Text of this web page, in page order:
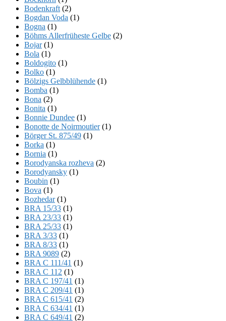
Bodenkraft (2)
Bogdan Voda (1)
Bogna (1)
Böhms Allerfrüheste Gelbe (2)
Bojar(1)
Bola (1)
Boldogito (1)
Bolko (1)
Bölzigs Gelbblühende (1)
Bomba (1)
Bona (2)
Bonita (1)
Bonnie Dundee (1)
Bonotte de Noirmoutier(1)
Börger St. 875/49 (1)
Borka (1)
Bornia (1)
Borodyanska rozheva (2)
Borodyansky (1)
Boubin (1)
Bova (1)
Bozhedar(1)
BRA 15/33 (1)
BRA 23/33 (1)
BRA 25/33 (1)
BRA 3/33 (1)
BRA 8/33 (1)
BRA 9089 (2)
BRA C 111/41 (1)
BRA C 112 (1)
BRA C 197/41 (1)
BRA C 209/41 (1)
BRA C 615/41 (2)
BRA C 634/41 (1)
BRA C 649/41 (2)